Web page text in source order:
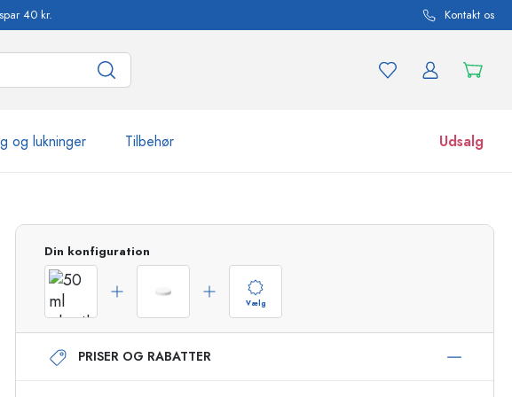
40 kr. Kontakt os
og lukninger Tilbehør Udsalg
Airless-dispensere
Roll-on flasker
Glas
Køb nu
Din konfiguration
Vælg
PRISER OG RABATTER